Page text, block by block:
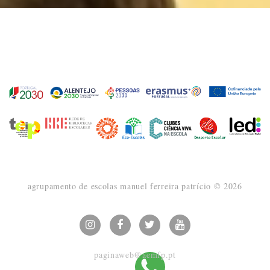
agrupamento de escolas manuel ferreira patrício ©2026
paginaweb@aemfp.pt